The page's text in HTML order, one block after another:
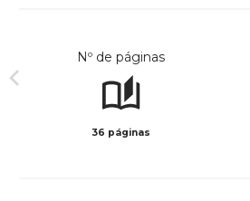
Nº de páginas
36 páginas